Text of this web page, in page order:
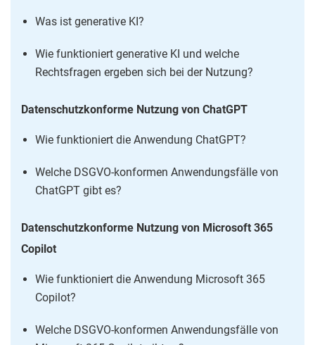
Was ist generative KI?
Wie funktioniert generative KI und welche
Rechtsfragen ergeben sich bei der Nutzung?
Datenschutzkonforme Nutzung von ChatGPT
Wie funktioniert die Anwendung ChatGPT?
Welche DSGVO-konformen Anwendungsfälle von
ChatGPT gibt es?
Datenschutzkonforme Nutzung von Microsoft 365
Copilot
Wie funktioniert die Anwendung Microsoft 365
Copilot?
Welche DSGVO-konformen Anwendungsfälle von